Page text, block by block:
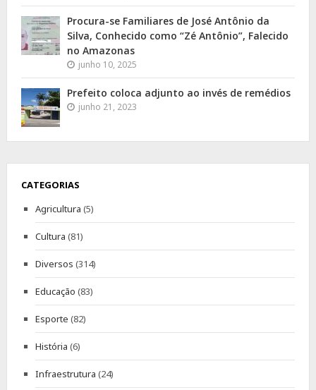
Procura-se Familiares de José Antônio da
Silva, Conhecido como “Zé Antônio”, Falecido
no Amazonas
junho 10, 2025
Prefeito coloca adjunto ao invés de remédios
junho 21, 2023
CATEGORIAS
Agricultura (5)
Cultura (81)
Diversos (314)
Educação (83)
Esporte (82)
História (6)
Infraestrutura (24)